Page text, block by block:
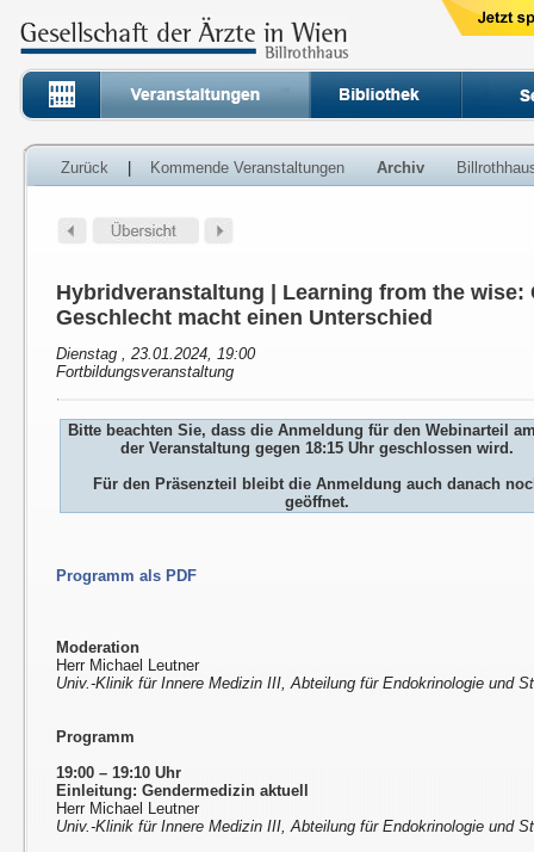
Zurück Kommende Veranstaltungen Archiv
Hybridveranstaltung | Learning from the wise:
Geschlecht macht einen Unterschied
Dienstag , 23.01.2024, 19:00
Fortbildungsveranstaltung
Bitte beachten Sie, dass die Anmeldung für den Webinarteil
der Veranstaltung gegen 18:15 Uhr geschlossen wird.
Für den Präsenzteil bleibt die Anmeldung auch danach
geöffnet.
Programm als PDF
Moderation
Herr Michael Leutner
Univ.-Klinik für Innere Medizin III, Abteilung für Endokrinologie und
Programm
19:00 – 19:10 Uhr
Einleitung: Gendermedizin aktuell
Herr Michael Leutner
Univ.-Klinik für Innere Medizin III, Abteilung für Endokrinologie und